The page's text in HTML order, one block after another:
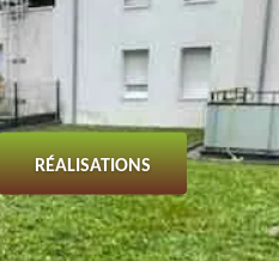
RÉALISATIONS